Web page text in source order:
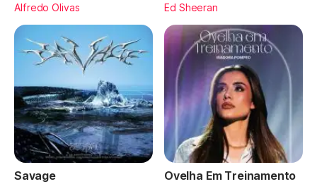
Alfredo Olivas Ed Sheeran
Savage Ovelha Em Treinamento